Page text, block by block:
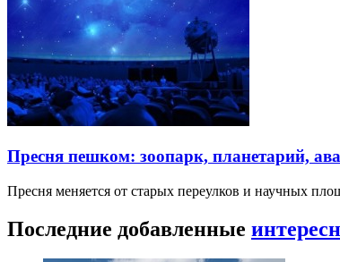
Пресня пешком: зоопарк, планетарий,
Пресня меняется от старых переулков и научных
Последние добавленные